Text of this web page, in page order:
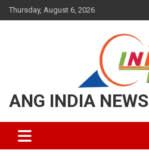
Skip
to
Thursday, August 6, 2026
ANG INDIA NEWS